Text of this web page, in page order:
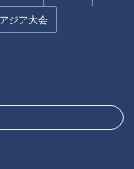
アジア大会